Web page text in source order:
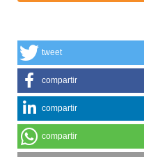
tweet
compartir
compartir
compartir